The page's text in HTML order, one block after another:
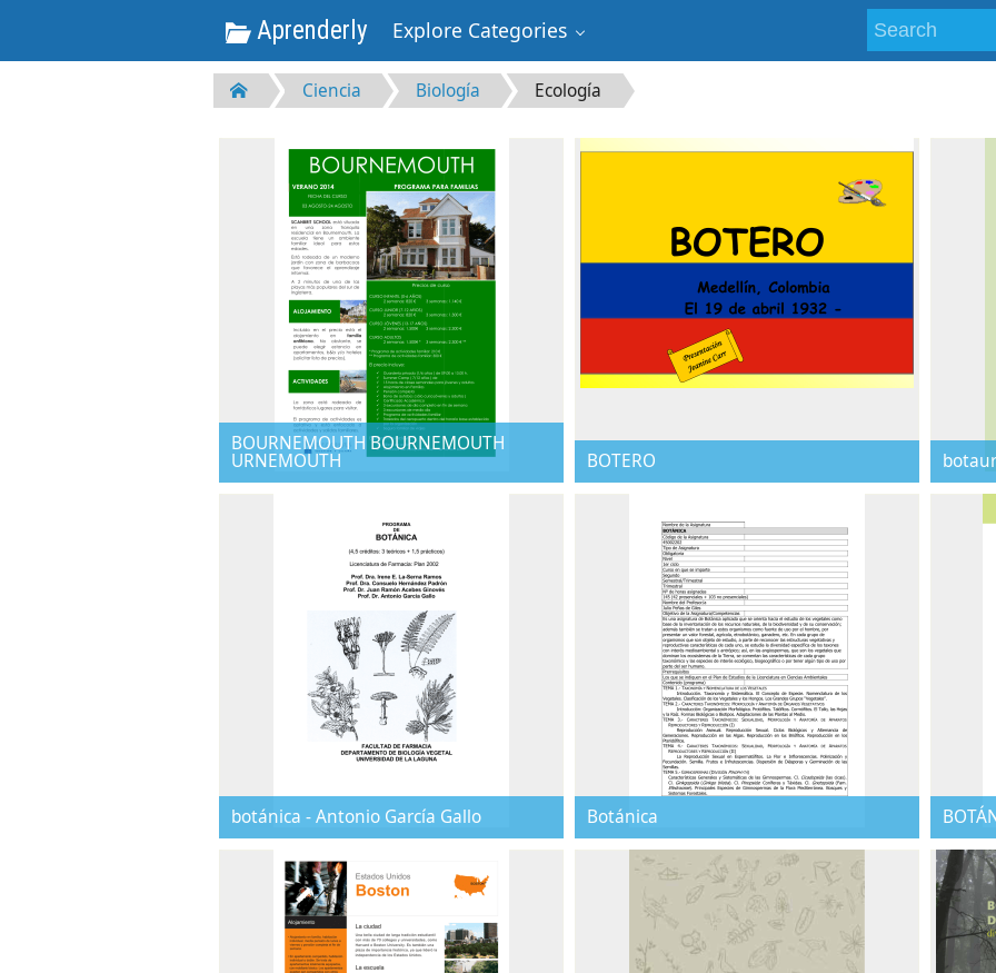
Aprenderly Explore Categories
Ciencia Biología Ecología
BOURNEMOUTH BOURNEMOUTH
URNEMOUTH BOTERO
botánica - Antonio García Gallo Botánica